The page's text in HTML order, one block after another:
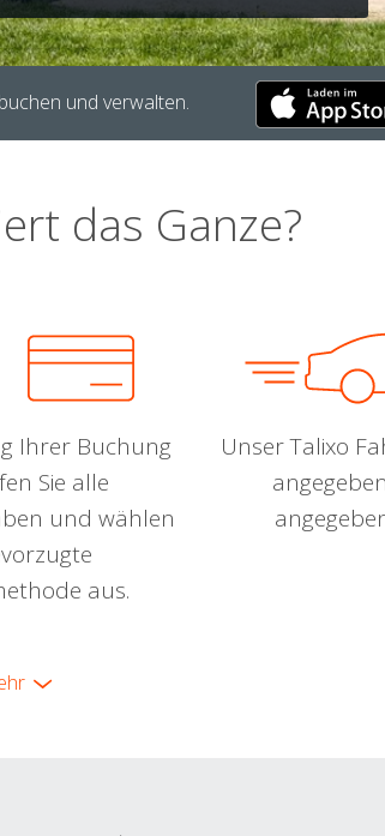
und verwalten.
das Ganze?
Ihrer Buchung
Sie alle
und wählen
aus.
Unser Talixo